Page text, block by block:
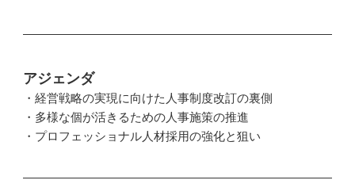
アジェンダ
・経営戦略の実現に向けた人事制度改訂の裏側
・多様な個が活きるための人事施策の推進
・プロフェッショナル人材採用の強化と狙い